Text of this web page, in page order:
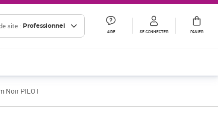
site : Professionnel
AIDE SE CONNECTER PANIER
Noir PILOT